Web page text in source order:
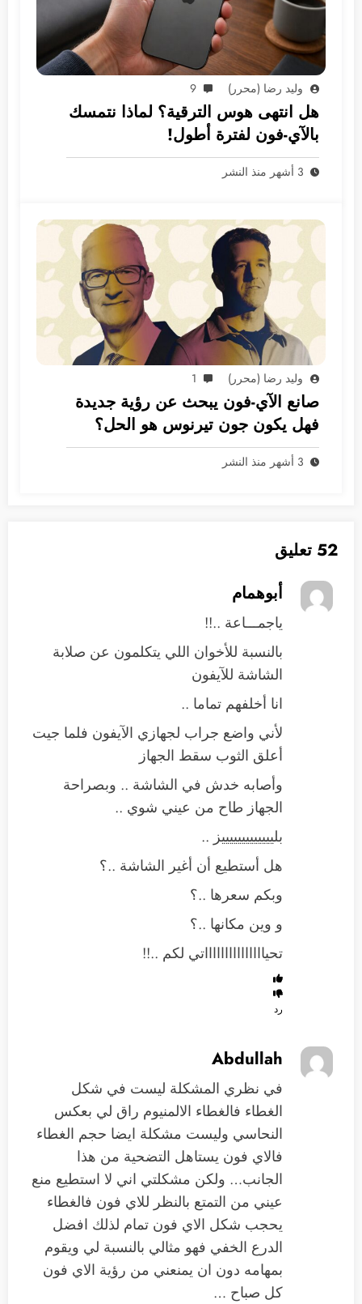
وليد رضا (محرر) 9
هل انتهى هوس الترقية؟ لماذا نتمسك
بالآي-فون لفترة أطول!
3 أشهر منذ النشر
وليد رضا (محرر) 1
صانع الآي-فون يبحث عن رؤية جديدة
فهل يكون جون تيرنوس هو الحل؟
3 أشهر منذ النشر
52 تعليق
أبوهمام
ياجمـــاعة ..!!
بالنسبة للأخوان اللي يتكلمون عن صلابة
الشاشة للآيفون
انا أخلفهم تماما ..
لأني واضع جراب لجهازي الآيفون فلما جيت
أعلق الثوب سقط الجهاز
وأصابه خدش في الشاشة .. وبصراحة
الجهاز طاح من عيني شوي ..
بليييييييييييييز ..
هل أستطيع أن أغير الشاشة ..؟
وبكم سعرها ..؟
و وين مكانها ..؟
تحياااااااااااااااتي لكم ..!!
رد
Abdullah
في نظري المشكلة ليست في شكل
الغطاء فالغطاء الالمنيوم راق لي بعكس
النحاسي وليست مشكلة ايضا حجم الغطاء
فالاي فون يستاهل التضحية من هذا
الجانب… ولكن مشكلتي اني لا استطيع منع
عيني من التمتع بالنظر للاي فون فالغطاء
يحجب شكل الاي فون تمام لذلك افضل
الدرع الخفي فهو مثالي بالنسبة لي ويقوم
بمهامه دون ان يمنعني من رؤية الاي فون
كل صباح …